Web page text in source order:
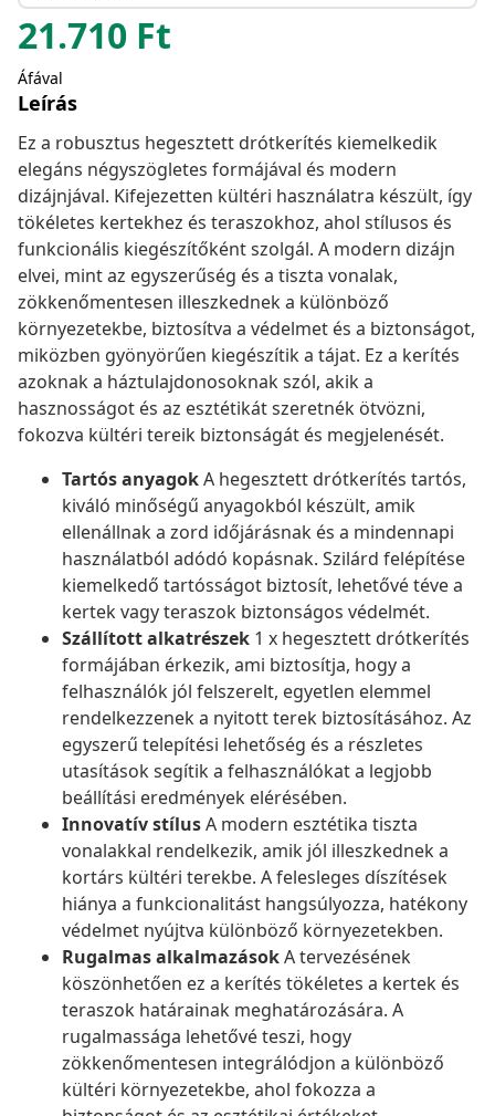
21.710 Ft
Áfával
Leírás
Ez a robusztus hegesztett drótkerítés kiemelkedik
elegáns négyszögletes formájával és modern
dizájnjával. Kifejezetten kültéri használatra készült, így
tökéletes kertekhez és teraszokhoz, ahol stílusos és
funkcionális kiegészítőként szolgál. A modern dizájn
elvei, mint az egyszerűség és a tiszta vonalak,
zökkenőmentesen illeszkednek a különböző
környezetekbe, biztosítva a védelmet és a biztonságot,
miközben gyönyörűen kiegészítik a tájat. Ez a kerítés
azoknak a háztulajdonosoknak szól, akik a
hasznosságot és az esztétikát szeretnék ötvözni,
fokozva kültéri tereik biztonságát és megjelenését.
Tartós anyagokA hegesztett drótkerítés tartós,
kiváló minőségű anyagokból készült, amik
ellenállnak a zord időjárásnak és a mindennapi
használatból adódó kopásnak. Szilárd felépítése
kiemelkedő tartósságot biztosít, lehetővé téve a
kertek vagy teraszok biztonságos védelmét.
Szállított alkatrészek 1 x hegesztett drótkerítés
formájában érkezik, ami biztosítja, hogy a
felhasználók jól felszerelt, egyetlen elemmel
rendelkezzenek a nyitott terek biztosításához. Az
egyszerű telepítési lehetőség és a részletes
utasítások segítik a felhasználókat a legjobb
beállítási eredmények elérésében.
Innovatív stílusA modern esztétika tiszta
vonalakkal rendelkezik, amik jól illeszkednek a
kortárs kültéri terekbe. A felesleges díszítések
hiánya a funkcionalitást hangsúlyozza, hatékony
védelmet nyújtva különböző környezetekben.
Rugalmas alkalmazásokA tervezésének
köszönhetően ez a kerítés tökéletes a kertek és
teraszok határainak meghatározására. A
rugalmassága lehetővé teszi, hogy
zökkenőmentesen integrálódjon a különböző
kültéri környezetekbe, ahol fokozza a